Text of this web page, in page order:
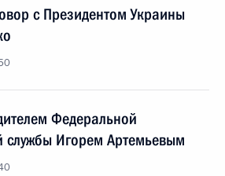
с Президентом Украины
Федеральной
службы Игорем Артемьевым